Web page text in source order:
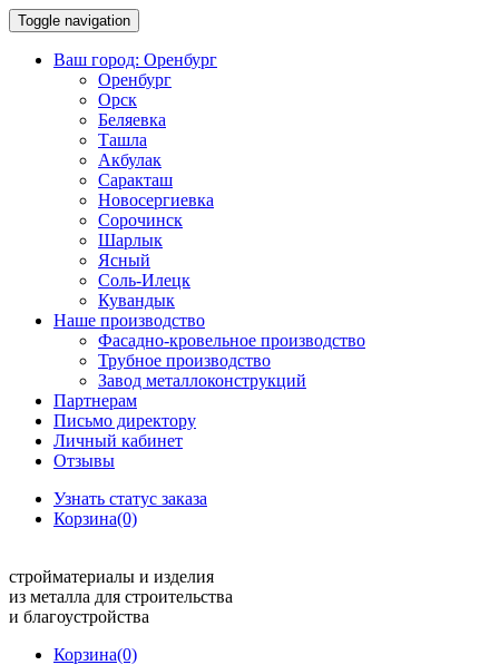
Toggle navigation
Ваш город: Оренбург
Оренбург
Орск
Беляевка
Ташла
Акбулак
Саракташ
Новосергиевка
Сорочинск
Шарлык
Ясный
Соль-Илецк
Кувандык
Наше производство
Фасадно-кровельное производство
Трубное производство
Завод металлоконструкций
Партнерам
Письмо директору
Личный кабинет
Отзывы
Узнать статус заказа
Корзина(0)
стройматериалы и изделия
из металла для строительства
и благоустройства
Корзина(0)